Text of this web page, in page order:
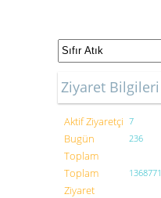
Ziyaret Bilgileri
Aktif Ziyaretçi 7
Bugün
Toplam
236
Toplam
Ziyaret
1368771